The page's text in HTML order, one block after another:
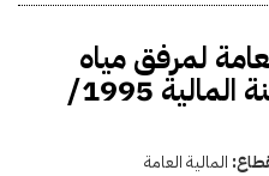
لمرفق مياه
القاهرة الكبرى للسنة المالية 1995/
المالية العامة